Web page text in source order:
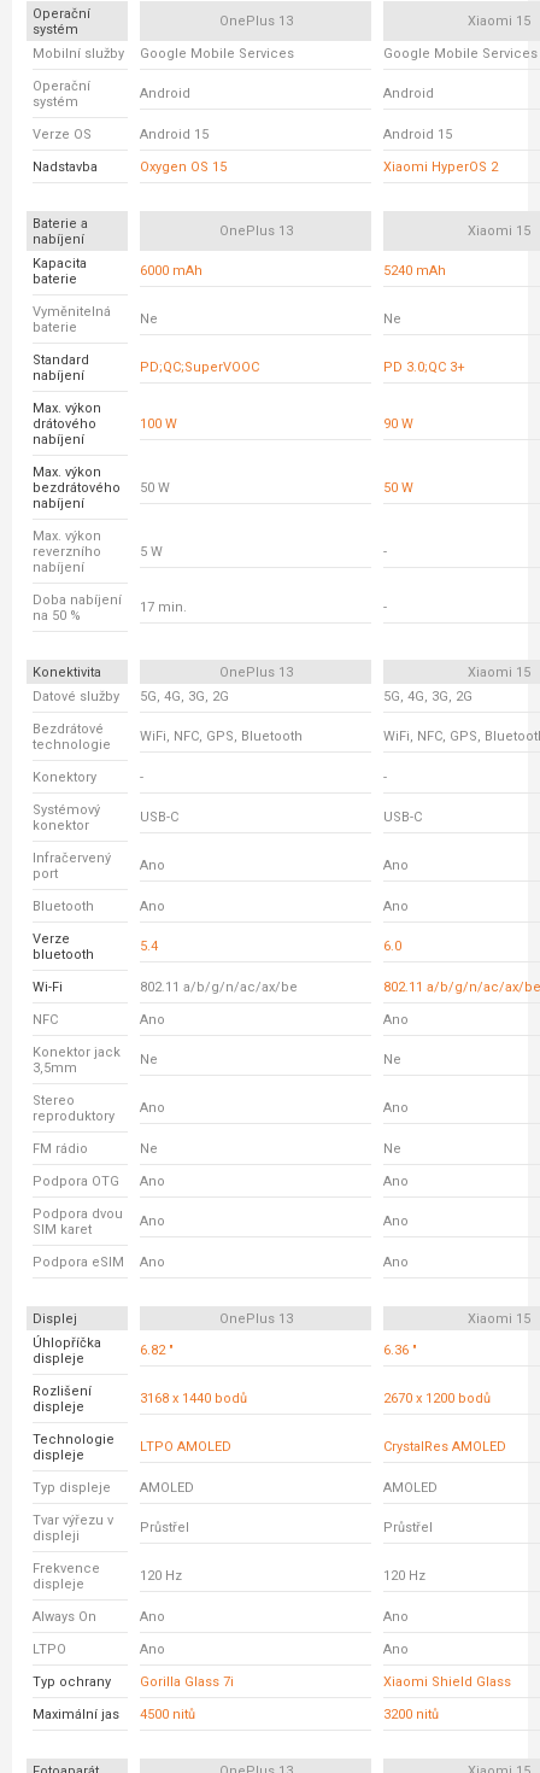
Operační
systém
OnePlus 13 Xiaomi 15
Mobilní služby Google Mobile Services Google Mobile Services
Operační
systém
Android Android
Verze OS Android 15 Android 15
Nadstavba Oxygen OS 15 Xiaomi HyperOS 2
Baterie a
nabíjení
OnePlus 13 Xiaomi 15
Kapacita
baterie
6000 mAh 5240 mAh
Vyměnitelná
baterie
Ne Ne
Standard
nabíjení
PD;QC;SuperVOOC PD 3.0;QC 3+
Max. výkon
drátového
nabíjení
100 W 90 W
Max. výkon
bezdrátového
nabíjení
50 W 50 W
Max. výkon
reverzního
nabíjení
5 W -
Doba nabíjení
na 50 %
17 min. -
Konektivita OnePlus 13
Xiaomi 15
Datové služby
5G, 4G, 3G, 2G 5G, 4G, 3G, 2G
Bezdrátové
technologie
WiFi, NFC, GPS, Bluetooth WiFi, NFC, GPS,
Konektory - -
Systémový
konektor
USB-C USB-C
Infračervený
port
Ano Ano
Bluetooth Ano Ano
Verze
bluetooth
5.4 6.0
Wi-Fi 802.11 a/b/g/n/ac/ax/be 802.11 a/b/g/n/ac/ax/be
NFC Ano Ano
Konektor jack
3,5mm
Ne Ne
Stereo
reproduktory
Ano Ano
FM rádio Ne Ne
Podpora OTG Ano Ano
Podpora dvou
SIM karet
Ano Ano
Podpora eSIM Ano Ano
Displej OnePlus 13
Xiaomi 15
Úhlopříčka
displeje
6.82 " 6.36 "
Rozlišení
displeje
3168 x 1440 bodů 2670 x 1200 bodů
Technologie
displeje
LTPO AMOLED CrystalRes AMOLED
Typ displeje AMOLED AMOLED
Tvar výřezu v
displeji
Průstřel Průstřel
Frekvence
displeje
120 Hz 120 Hz
Always On Ano Ano
LTPO Ano Ano
Typ ochrany Gorilla Glass 7i Xiaomi Shield Glass
Maximální jas 4500 nitů 3200 nitů